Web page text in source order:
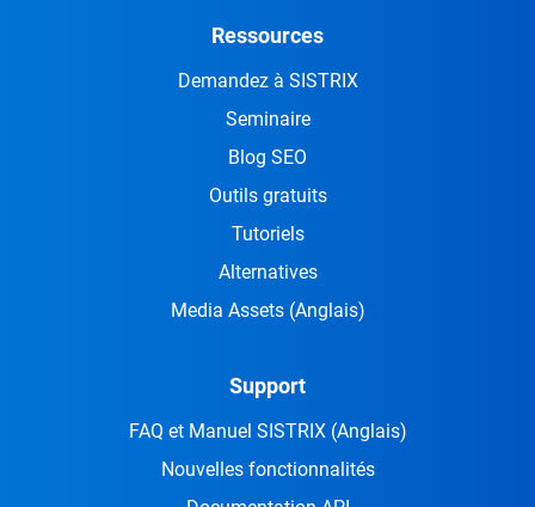
Ressources
Demandez à SISTRIX
Seminaire
Blog SEO
Outils gratuits
Tutoriels
Alternatives
Media Assets (Anglais)
Support
FAQ et Manuel SISTRIX (Anglais)
Nouvelles fonctionnalités